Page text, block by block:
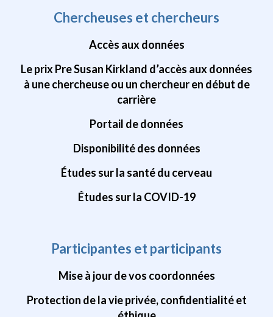
Chercheuses et chercheurs
Accès aux données
Le prix Pre Susan Kirkland d’accès aux données
à une chercheuse ou un chercheur en début de
carrière
Portail de données
Disponibilité des données
Études sur la santé du cerveau
Études sur la COVID-19
Participantes et participants
Mise à jour de vos coordonnées
Protection de la vie privée, confidentialité et